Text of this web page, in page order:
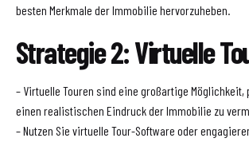
besten Merkmale der Immobilie hervorzuheben.
Strategie 2: Virtuelle
– Virtuelle Touren sind eine großartige Möglichkeit,
einen realistischen Eindruck der Immobilie zu
– Nutzen Sie virtuelle Tour-Software oder